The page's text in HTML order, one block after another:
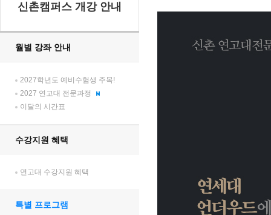
신촌캠퍼스 개강 안내
월별 강좌 안내
2027학년도 예비수험생 주목!
2027 연고대 전문과정
이달의 시간표
수강지원 혜택
연고대 수강지원 혜택
특별 프로그램